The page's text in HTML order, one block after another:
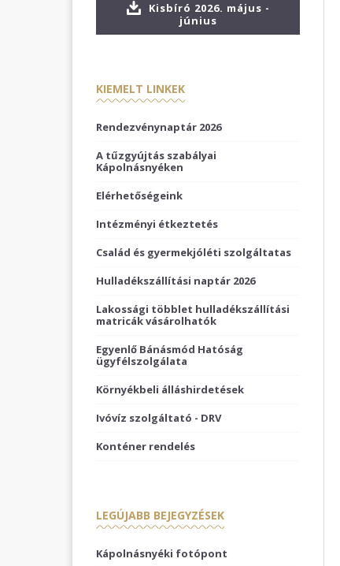
Kisbíró 2026. május -
június
KIEMELT LINKEK
Rendezvénynaptár 2026
A tűzgyújtás szabályai
Kápolnásnyéken
Elérhetőségeink
Intézményi étkeztetés
Család és gyermekjóléti szolgáltatas
Hulladékszállítási naptár 2026
Lakossági többlet hulladékszállítási
matricák vásárolhatók
Egyenlő Bánásmód Hatóság
ügyfélszolgálata
Környékbeli álláshirdetések
Ivóvíz szolgáltató - DRV
Konténer rendelés
LEGÚJABB BEJEGYZÉSEK
Kápolnásnyéki fotópont